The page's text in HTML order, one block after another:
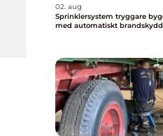
02. aug
Sprinklersystem tryggare byggnader
med automatiskt brandskydd